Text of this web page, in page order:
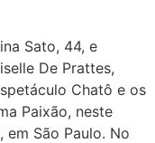
Sato, 44, e
De Prattes,
Chatô e os
Paixão, neste
São Paulo. No